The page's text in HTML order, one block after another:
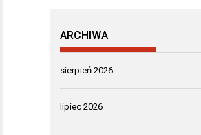
ARCHIWA
sierpień 2026
lipiec 2026